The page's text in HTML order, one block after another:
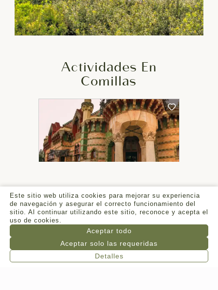
Actividades En
Comillas
R E G A L A R
R E S E R V A R
Este sitio web utiliza cookies para mejorar su experiencia
de navegación y asegurar el correcto funcionamiento del
sitio. Al continuar utilizando este sitio, reconoce y acepta el
uso de cookies.
Aceptar todo
Aceptar solo las requeridas
Detalles